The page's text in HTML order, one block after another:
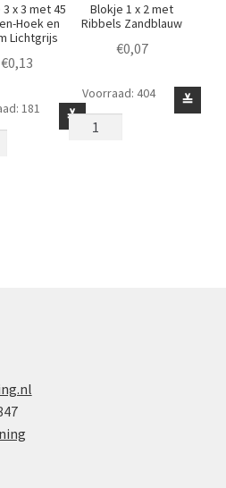
x 3 met 45
Hoek en
Lichtgrijs
€0,13
≚
181
Blokje 1 x 2 met
Ribbels Zandblauw
€0,07
Blokje
1
≚
Voorraad: 404